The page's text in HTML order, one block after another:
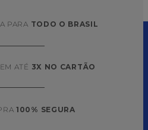
PARA TODO O BRASIL
ATÉ 3X NO CARTÃO
100% SEGURA